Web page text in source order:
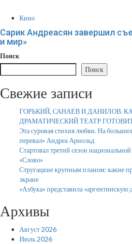
Кино
Сарик Андреасян завершил
и мир»
Поиск
Поиск
Свежие записи
ГОРЬКИЙ, САНАЕВ И ДАНИЛОВ.
ДРАМАТИЧЕСКИЙ ТЕАТР
Эта суровая стихия любви. На
перевал» Андреа Арнольд
Стартовал третий сезон
«Слово»
Стругацкие крупным планом: какие
экране
«Азбука» представила
Архивы
Август 2026
Июль 2026